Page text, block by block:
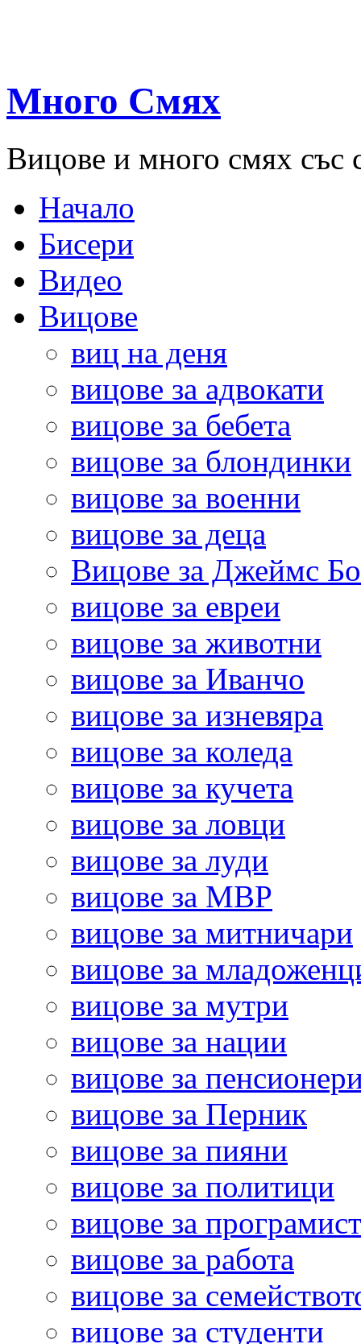
Много Смях
Вицове и много смях със
Начало
Бисери
Видео
Вицове
виц на деня
вицове за адвокати
вицове за бебета
вицове за блондинки
вицове за военни
вицове за деца
Вицове за Джеймс
вицове за евреи
вицове за животни
вицове за Иванчо
вицове за изневяра
вицове за коледа
вицове за кучета
вицове за ловци
вицове за луди
вицове за МВР
вицове за митничари
вицове за
вицове за мутри
вицове за нации
вицове за
вицове за Перник
вицове за пияни
вицове за политици
вицове за
вицове за работа
вицове за
вицове за студенти